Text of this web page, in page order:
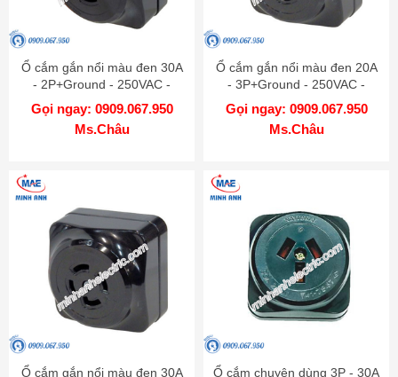
Ổ cắm gắn nổi màu đen 30A
- 2P+Ground - 250VAC -
Model WK2330
Gọi ngay: 0909.067.950
Ms.Châu
Ổ cắm gắn nổi màu đen 20A
- 3P+Ground - 250VAC -
Model WK2420K
Gọi ngay: 0909.067.950
Ms.Châu
Ổ cắm gắn nổi màu đen 30A
Ổ cắm chuyên dùng 3P - 30A